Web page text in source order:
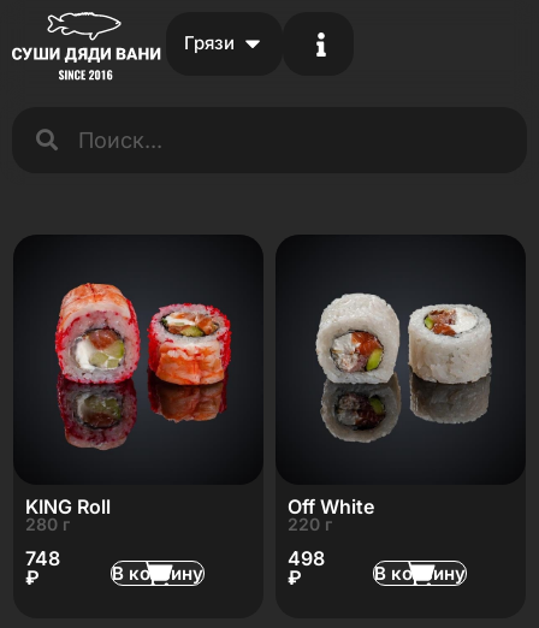
Грязи
KING Roll
280 г
748
₽
В корзину
Off White
220 г
498
₽
В корзину